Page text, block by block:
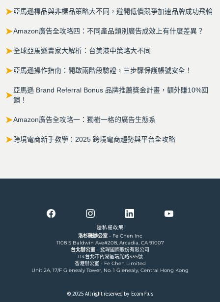
➤亞馬遜標品與非標品策略大不同，避開低價競爭加速品牌成功飛輪
➤Amazon廣告全攻略四：不同產品類別廣告成效上有什麼差異？
➤全球亞馬遜賣家大解析：台美港中策略大不同
➤亞馬遜操作指南：開啟兩階段驗證，三步驟保護帳號安全！
➤亞馬遜 Brand Referral Bonus 品牌推薦獎金計畫，額外賺10%回
饋！
➤Amazon廣告全攻略一：獨樹一格的廣告生態系
➤跨境電商新手教學：2025 跨境電商趨勢與平台全攻略
隱私權政策
洛杉磯辦公室- Fe Chen Inc
1108 S Baldwin Ave#208, Arcadia, CA 91007
台北辦公室 - 斐琛國際股份有限公司
114台北市內湖區瑞光路335號
香港辦公室 - Fe Chen Limited
Unit 2A, 17/F Glenealy Tower, No. 1 Glenealy, Central Hong Kong
© 2025 All right reserved by EcomPlus